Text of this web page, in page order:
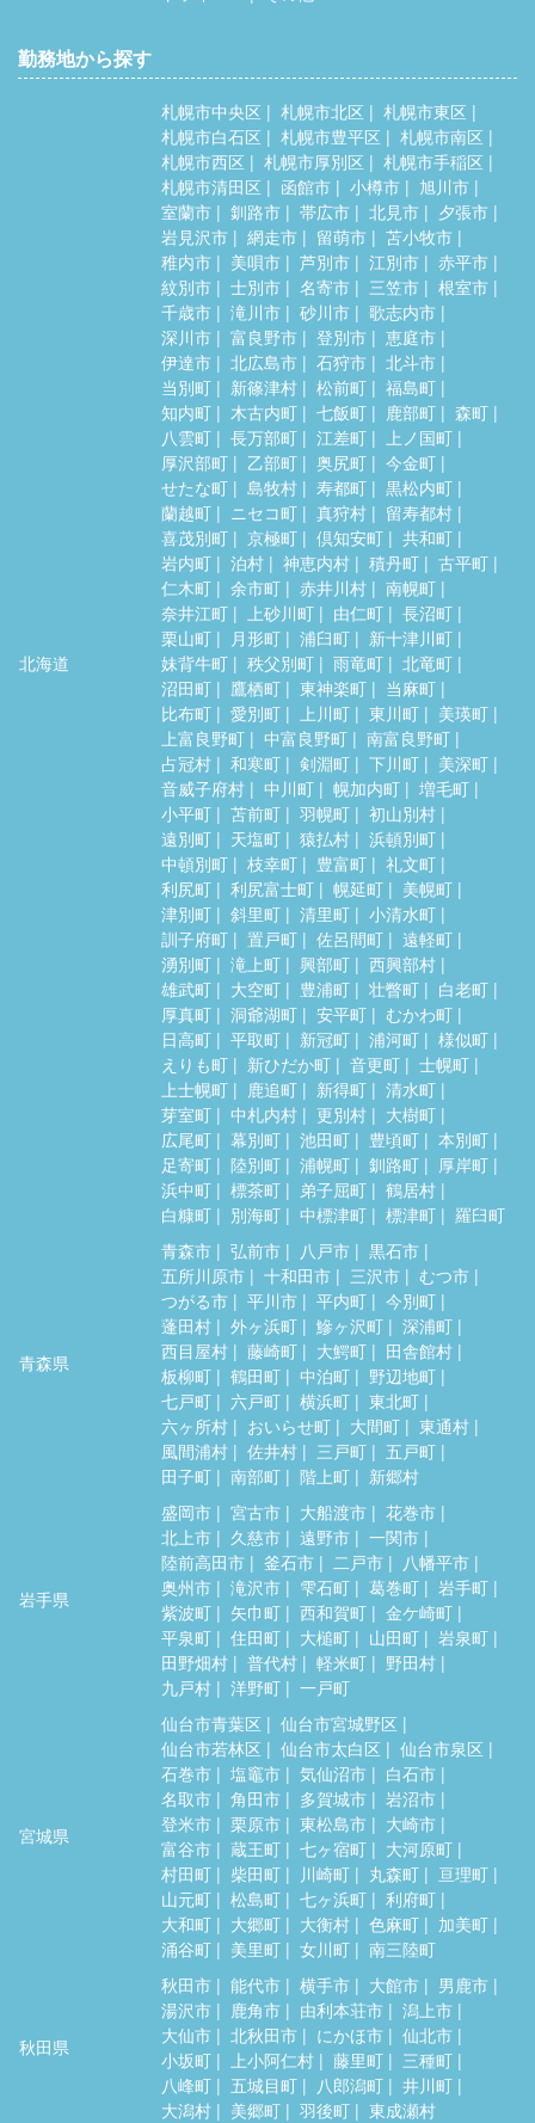
勤務地から探す
北海道
札幌市中央区 札幌市北区
札幌市東区
札幌市白石区
札幌市豊平区
札幌市南区
札幌市西区
札幌市厚別区
札幌市手稲区
札幌市清田区
函館市 小樽市
旭川市
室蘭市
釧路市 帯広市 北見市
夕張市
岩見沢市
網走市 留萌市
苫小牧市
稚内市
美唄市 芦別市 江別市
赤平市
紋別市
士別市 名寄市 三笠市
根室市
千歳市
滝川市 砂川市
歌志内市
深川市
富良野市 登別市
恵庭市
伊達市
北広島市 石狩市
北斗市
当別町
新篠津村 松前町
福島町
知内町
木古内町 七飯町 鹿部町
森町
八雲町
長万部町 江差町
上ノ国町
厚沢部町
乙部町 奥尻町
今金町
せたな町
島牧村 寿都町
黒松内町
蘭越町
ニセコ町 真狩村
留寿都村
喜茂別町
京極町 倶知安町
共和町
岩内町
泊村 神恵内村 積丹町
古平町
仁木町
余市町 赤井川村
南幌町
奈井江町
上砂川町 由仁町
長沼町
栗山町
月形町 浦臼町
新十津川町
妹背牛町
秩父別町 雨竜町
北竜町
沼田町
鷹栖町 東神楽町
当麻町
比布町
愛別町 上川町 東川町
美瑛町
上富良野町
中富良野町
南富良野町
占冠村
和寒町 剣淵町 下川町
美深町
音威子府村
中川町 幌加内町
増毛町
小平町
苫前町 羽幌町
初山別村
遠別町
天塩町 猿払村
浜頓別町
中頓別町
枝幸町 豊富町
礼文町
利尻町
利尻富士町 幌延町
美幌町
津別町
斜里町 清里町
小清水町
訓子府町
置戸町 佐呂間町
遠軽町
湧別町
滝上町 興部町
西興部村
雄武町
大空町 豊浦町 壮瞥町
白老町
厚真町
洞爺湖町 安平町
むかわ町
日高町
平取町 新冠町 浦河町
様似町
えりも町
新ひだか町 音更町
士幌町
上士幌町
鹿追町 新得町
清水町
芽室町
中札内村 更別村
大樹町
広尾町
幕別町 池田町 豊頃町
本別町
足寄町
陸別町 浦幌町 釧路町
厚岸町
浜中町
標茶町 弟子屈町
鶴居村
白糠町
別海町 中標津町 標津町 羅臼町
青森県
青森市 弘前市 八戸市
黒石市
五所川原市
十和田市 三沢市
むつ市
つがる市
平川市 平内町
今別町
蓬田村
外ヶ浜町 鰺ヶ沢町
深浦町
西目屋村
藤崎町 大鰐町
田舎館村
板柳町
鶴田町 中泊町
野辺地町
七戸町
六戸町 横浜町
東北町
六ヶ所村
おいらせ町 大間町
東通村
風間浦村
佐井村 三戸町
五戸町
田子町
南部町 階上町 新郷村
岩手県
盛岡市 宮古市 大船渡市
花巻市
北上市
久慈市 遠野市
一関市
陸前高田市
釜石市 二戸市
八幡平市
奥州市
滝沢市 雫石町 葛巻町
岩手町
紫波町
矢巾町 西和賀町
金ケ崎町
平泉町
住田町 大槌町 山田町
岩泉町
田野畑村
普代村 軽米町
野田村
九戸村
洋野町 一戸町
宮城県
仙台市青葉区
仙台市宮城野区
仙台市若林区
仙台市太白区
仙台市泉区
石巻市
塩竈市 気仙沼市
白石市
名取市
角田市 多賀城市
岩沼市
登米市
栗原市 東松島市
大崎市
富谷市
蔵王町 七ヶ宿町
大河原町
村田町
柴田町 川崎町 丸森町
亘理町
山元町
松島町 七ヶ浜町
利府町
大和町
大郷町 大衡村 色麻町
加美町
涌谷町
美里町 女川町 南三陸町
秋田県
秋田市 能代市 横手市 大館市
男鹿市
湯沢市
鹿角市 由利本荘市
潟上市
大仙市
北秋田市 にかほ市
仙北市
小坂町
上小阿仁村 藤里町
三種町
八峰町
五城目町 八郎潟町
井川町
大潟村
美郷町 羽後町 東成瀬村